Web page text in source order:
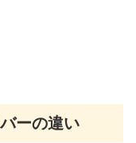
ーの違い